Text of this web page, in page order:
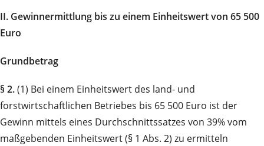
II. Gewinnermittlung bis zu einem Einheitswert von 65 500
Euro
Grundbetrag
§ 2.(1) Bei einem Einheitswert des land- und
forstwirtschaftlichen Betriebes bis 65 500 Euro ist der
Gewinn mittels eines Durchschnittssatzes von 39% vom
maßgebenden Einheitswert (§ 1 Abs. 2) zu ermitteln